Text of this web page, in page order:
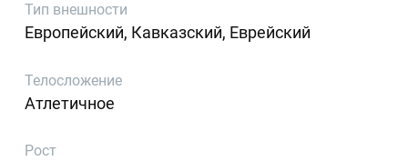
Тип внешности
Европейский, Кавказский, Еврейский
Телосложение
Атлетичное
Рост